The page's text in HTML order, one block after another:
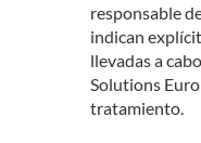
responsable
indican
llevadas a
Solutions
tratamiento.